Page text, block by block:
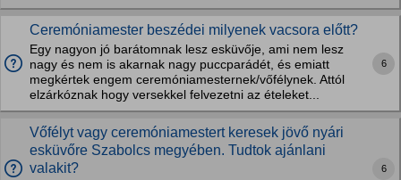
Ceremóniamester beszédei milyenek vacsora előtt?
Egy nagyon jó barátomnak lesz esküvője, ami nem lesz
nagy és nem is akarnak nagy puccparádét, és emiatt
megkértek engem ceremóniamesternek/vőfélynek. Attól
elzárkóznak hogy versekkel felvezetni az ételeket...
6
Vőfélyt vagy ceremóniamestert keresek jövő nyári
esküvőre Szabolcs megyében. Tudtok ajánlani
valakit?
6